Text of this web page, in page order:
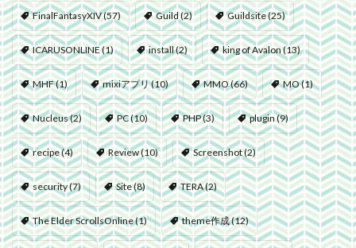
FinalFantasyXIV(57) Guild(2) Guildsite(25)
ICARUSONLINE(1) install(2) king of Avalon(13)
MHF(1) mixiアプリ(10) MMO(66) MO(1)
Nucleus(2) PC(10) PHP(3) plugin(9)
recipe(4) Review(10) Screenshot(2)
security(7) Site(8) TERA(2)
The Elder ScrollsOnline(1) theme作成(12)